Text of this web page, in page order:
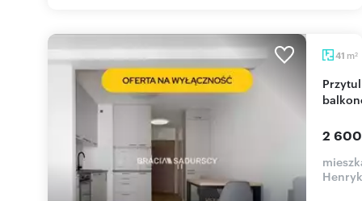
41 m2
Przytulne 2-pokojowe mieszkanie 41 m² z
2